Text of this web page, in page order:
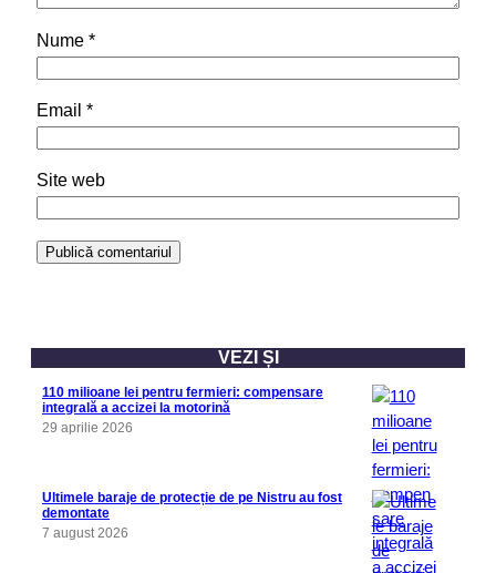
Nume *
Email *
Site web
VEZI ȘI
110 milioane lei pentru fermieri: compensare
integrală a accizei la motorină
29 aprilie 2026
Ultimele baraje de protecție de pe Nistru au fost
demontate
7 august 2026